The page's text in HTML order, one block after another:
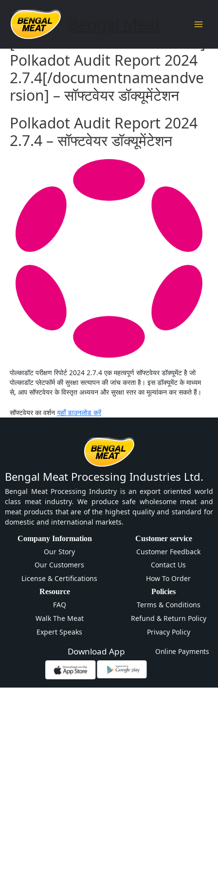
content
[documentnameandversion]
Polkadot Audit Report 2024
2.7.4[/documentnameandve
rsion] – सॉफ्टवेयर डॉक्यूमेंटेशन
Polkadot Audit Report 2024
2.7.4 – सॉफ्टवेयर डॉक्यूमेंटेशन
पोल्काडॉट परीक्षण रिपोर्ट 2024 2.7.4 एक महत्वपूर्ण सॉफ्टवेयर डॉक्यूमेंट है जो
पोल्काडॉट प्लेटफॉर्म की सुरक्षा सत्यापन की जांच करता है। इस डॉक्यूमेंट के माध्यम
से, आप सॉफ्टवेयर के विस्तृत अध्ययन और सुरक्षा स्तर का मूल्यांकन कर सकते हैं।
सॉफ्टवेयर का वर्शन यहाँ डाउनलोड करें
Bengal Meat Processing Industries Ltd.
Bengal Meat Processing Industry is an export oriented world
class meat industry. We produce safe wholesome meat and
meat products that are of the highest quality and standard for
domestic and international markets.
Company Information
Our Story
Our Customers
License & Certifications
Customer service
Customer Feedback
Contact Us
How To Order
Resource
FAQ
Walk The Meat
Expert Speaks
Policies
Terms & Conditions
Refund & Return Policy
Privacy Policy
Download App Online Payments